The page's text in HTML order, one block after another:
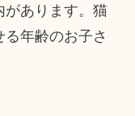
があります。猫
年齢のお子さ